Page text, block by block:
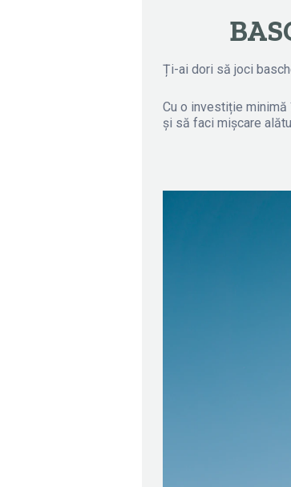
Ți-ai dori să joci
Cu o investiție
și să faci mișcare